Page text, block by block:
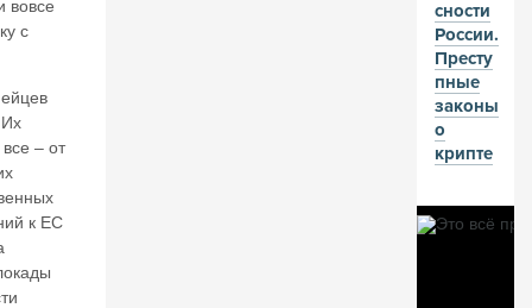
н
н
ес
ц
и
н
вовсе
с
– от
к ЕС
сности
России.
Престу
пные
законы
о
крипте